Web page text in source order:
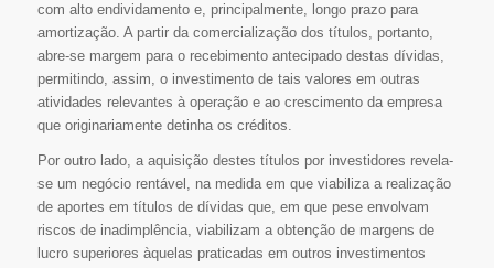
com alto endividamento e, principalmente, longo prazo para
amortização. A partir da comercialização dos títulos, portanto,
abre-se margem para o recebimento antecipado destas dívidas,
permitindo, assim, o investimento de tais valores em outras
atividades relevantes à operação e ao crescimento da empresa
que originariamente detinha os créditos.
Por outro lado, a aquisição destes títulos por investidores revela-
se um negócio rentável, na medida em que viabiliza a realização
de aportes em títulos de dívidas que, em que pese envolvam
riscos de inadimplência, viabilizam a obtenção de margens de
lucro superiores àquelas praticadas em outros investimentos